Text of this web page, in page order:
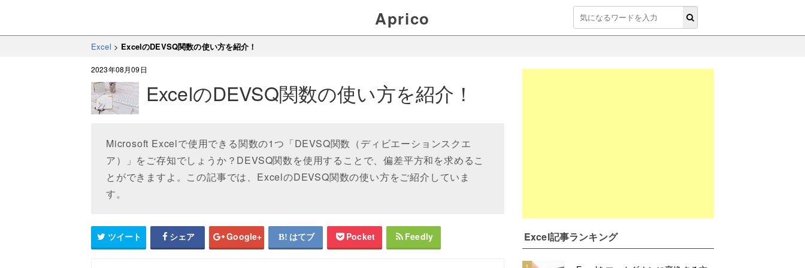
Aprico
Excel > ExcelのDEVSQ関数の使い方を紹介！
2023年08月09日
ExcelのDEVSQ関数の使い方を紹介！
Microsoft Excelで使用できる関数の1つ「DEVSQ関数（ディビエーションスクエ
ア）」をご存知でしょうか？DEVSQ関数を使用することで、偏差平方和を求めるこ
とができますよ。この記事では、ExcelのDEVSQ関数の使い方をご紹介していま
す。
ツイート シェア Google+ はてブ Pocket Feedly Excel記事ランキング
1